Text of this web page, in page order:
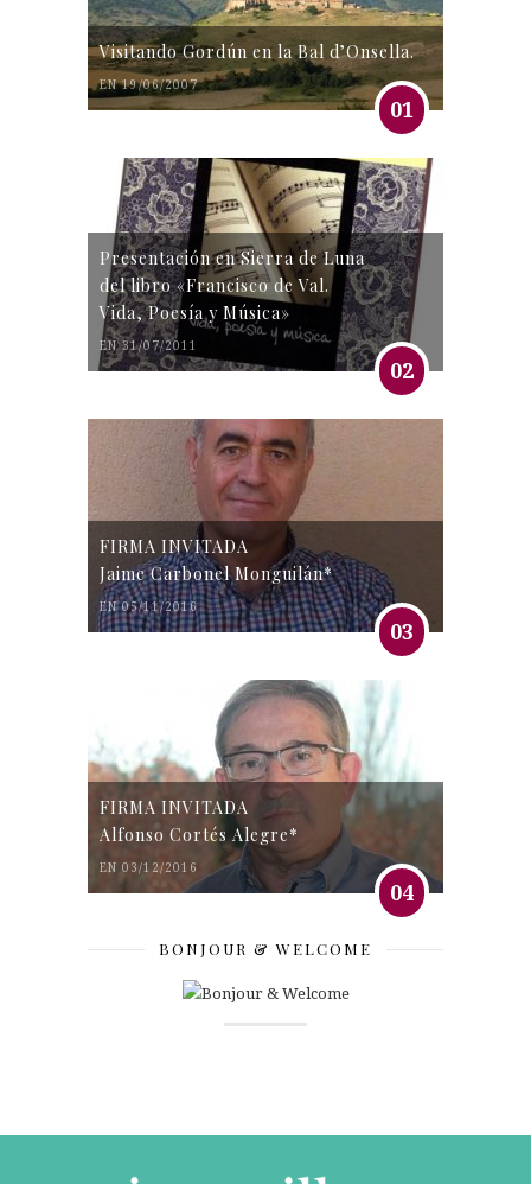
Visitando Gordún en la Bal d’Onsella.
EN 19/06/2007
01
Presentación en Sierra de Luna
del libro «Francisco de Val.
Vida, Poesía y Música»
EN 31/07/2011
02
FIRMA INVITADA
Jaime Carbonel Monguilán*
EN 05/11/2016
03
FIRMA INVITADA
Alfonso Cortés Alegre*
EN 03/12/2016
04
BONJOUR & WELCOME